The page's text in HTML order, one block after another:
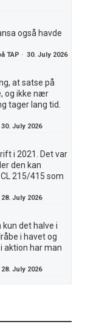
også havde
TAP ·30. July 2026
at satse på
og ikke nær
tager lang tid.
30. July 2026
i 2021. Det var
den kan
215/415 som
28. July 2026
kun det halve i
i havet og
aktion har man
28. July 2026